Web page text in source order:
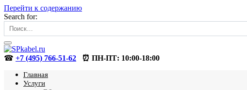
Перейти к содержанию
Search for:
☎ +7 (495) 766-51-62 ⏰ ПН-ПТ: 10:00-18:00
Главная
Услуги